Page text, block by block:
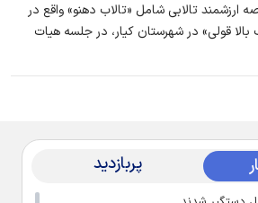
کشور، ۲ عرصه ارزشمند تالابی شامل «تالاب دهنو» واقع در
قولی» در شهرستان کیار، در جلسه هیات
پربازدید